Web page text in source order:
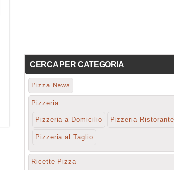
CERCA PER CATEGORIA
Pizza News
Pizzeria
Pizzeria a Domicilio Pizzeria Ristorante
Pizzeria al Taglio
Ricette Pizza